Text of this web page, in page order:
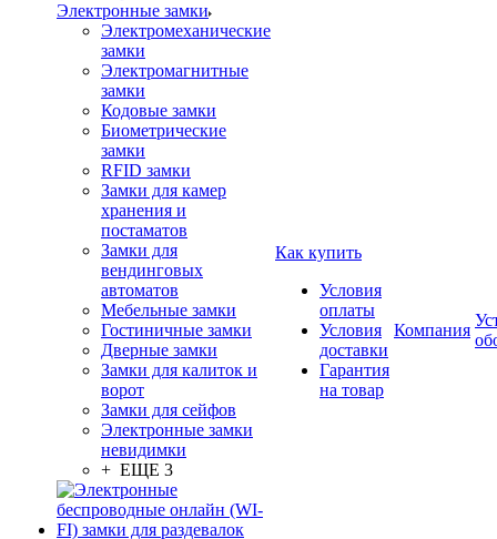
Электронные замки
Электромеханические
замки
Электромагнитные
замки
Кодовые замки
Биометрические
замки
RFID замки
Замки для камер
хранения и
постаматов
Замки для
вендинговых
автоматов
Мебельные замки
Гостиничные замки
Дверные замки
Замки для калиток и
ворот
Замки для сейфов
Электронные замки
невидимки
+ ЕЩЕ 3
Как купить
Условия
оплаты
Условия
доставки
Гарантия
на товар
Компания